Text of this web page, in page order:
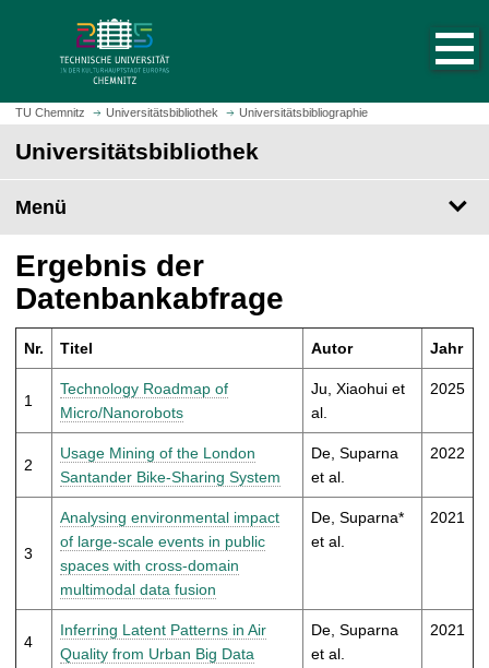
z
m
t
e
i
t
u
f
u
f
TU Chemnitz Universitätsbibliothek Universitätsbibliographie
Universitätsbibliothek
Menü
Ergebnis der
Datenbankabfrage
Nr. Titel Autor Jahr
1
Technology Roadmap of
Micro/Nanorobots
Ju, Xiaohui et
al.
2025
2
Usage Mining of the London
Santander Bike-Sharing System
De, Suparna
et al.
2022
3
Analysing environmental impact
of large-scale events in public
spaces with cross-domain
multimodal data fusion
De, Suparna*
et al.
2021
4
Inferring Latent Patterns in Air
Quality from Urban Big Data
De, Suparna
et al.
2021